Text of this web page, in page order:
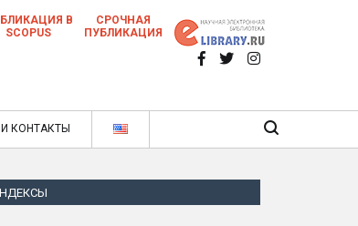
статей в ежемесячном научном
журнале
В
SCOPUS
СРОЧНАЯ
ПУБЛИКАЦИЯ
КОНТАКТЫ